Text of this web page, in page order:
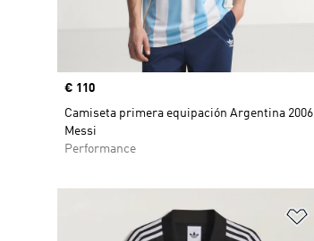
Precio
€ 110
Camiseta primera equipación Argentina 2006
Messi
Performance